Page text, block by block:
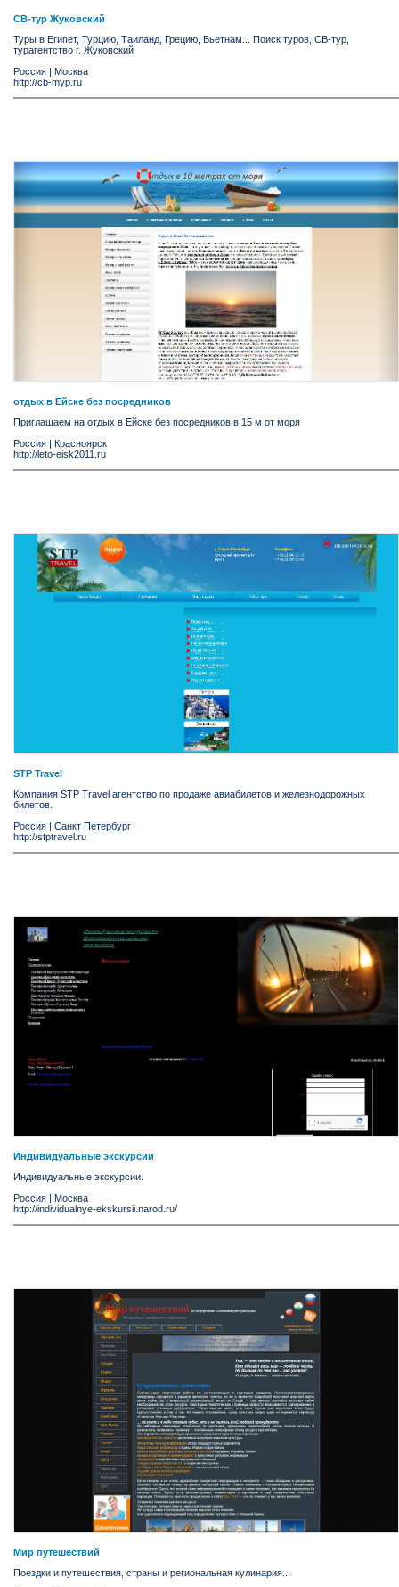
СВ-тур Жуковский
Туры в Египет, Турцию, Таиланд, Грецию, Вьетнам... Поиск туров, СВ-тур,
турагентство г. Жуковский
Россия
Москва
http://cb-myp.ru
отдых в Ейске без посредников
Приглашаем на отдых в Ейске без посредников в 15 м от моря
Россия | Красноярск
http://leto-eisk2011.ru
STP Travel
Компания STP Travel агентство по продаже авиабилетов и железнодорожных
билетов.
Россия | Санкт Петербург
http://stptravel.ru
Индивидуальные экскурсии
Индивидуальные экскурсии.
Россия | Москва
http://individualnye-ekskursii.narod.ru/
Мир путешествий
Поездки и путешествия, страны и региональная кулинария...